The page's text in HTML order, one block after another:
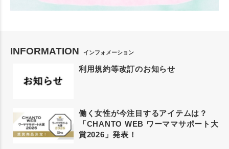
INFORMATION インフォメーション
利用規約等改訂のお知らせ
働く女性が今注目するアイテムは？
「CHANTO WEB ワーママサポート大
賞2026」発表！